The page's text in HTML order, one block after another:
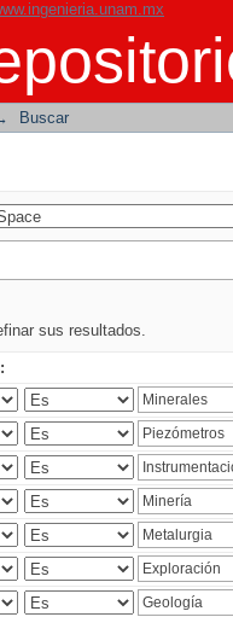
Buscar
sus resultados.